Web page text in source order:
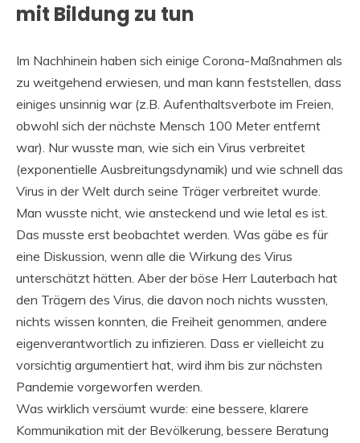
mit Bildung zu tun
Im Nachhinein haben sich einige Corona-Maßnahmen als
zu weitgehend erwiesen, und man kann feststellen, dass
einiges unsinnig war (z.B. Aufenthaltsverbote im Freien,
obwohl sich der nächste Mensch 100 Meter entfernt
war). Nur wusste man, wie sich ein Virus verbreitet
(exponentielle Ausbreitungsdynamik) und wie schnell das
Virus in der Welt durch seine Träger verbreitet wurde.
Man wusste nicht, wie ansteckend und wie letal es ist.
Das musste erst beobachtet werden. Was gäbe es für
eine Diskussion, wenn alle die Wirkung des Virus
unterschätzt hätten. Aber der böse Herr Lauterbach hat
den Trägern des Virus, die davon noch nichts wussten,
nichts wissen konnten, die Freiheit genommen, andere
eigenverantwortlich zu infizieren. Dass er vielleicht zu
vorsichtig argumentiert hat, wird ihm bis zur nächsten
Pandemie vorgeworfen werden.
Was wirklich versäumt wurde: eine bessere, klarere
Kommunikation mit der Bevölkerung, bessere Beratung